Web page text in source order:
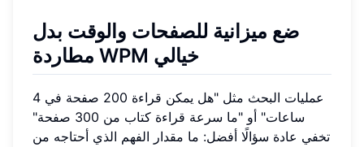
ضع ميزانية للصفحات والوقت بدل
مطاردة WPM خيالي
عمليات البحث مثل "هل يمكن قراءة 200 صفحة في 4
ساعات" أو "ما سرعة قراءة كتاب من 300 صفحة"
تخفي عادة سؤالًا أفضل: ما مقدار الفهم الذي أحتاجه من